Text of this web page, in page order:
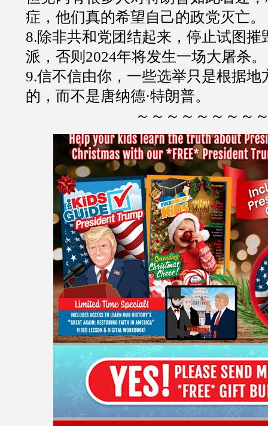
症，他们真的希望自己的政党灭亡。
8.除非共和党团结起来，停止试图摧
派，否则2024年将发生一场大屠杀。
9.信不信由你，一些选举只是根据地
的，而不是唐纳德·特朗普。
～～～～～～～～